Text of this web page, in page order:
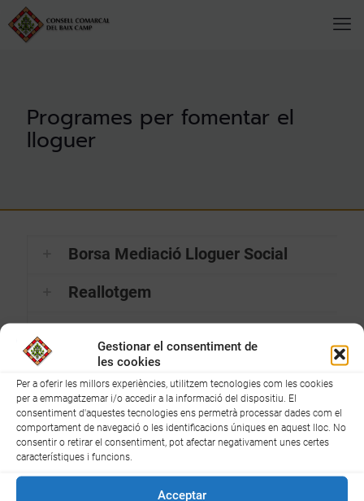
Gestionar el consentiment de
les cookies
Per a oferir les millors experiències, utilitzem tecnologies com les cookies
per a emmagatzemar i/o accedir a la informació del dispositiu. El
consentiment d'aquestes tecnologies ens permetrà processar dades com el
comportament de navegació o les identificacions úniques en aquest lloc. No
consentir o retirar el consentiment, pot afectar negativament unes certes
característiques i funcions.
Acceptar
Programes per fomentar el
lloguer
Borsa Mediació Lloguer Social
Reallotgem
Reallotgem
© Consell Comarcal del Baix Camp| Dr. Ferran 8 | 43202
Reus | Tel. 977 327 155